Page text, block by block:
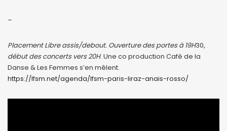
–
Placement Libre assis/debout. Ouverture des portes à 19H30,
début des concerts vers 20H. Une co production Café de la
Danse & Les Femmes s’en mêlent.
https://lfsm.net/agenda/lfsm-paris-liraz-anais-rosso/